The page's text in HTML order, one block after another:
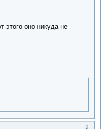
этого оно никуда не
2